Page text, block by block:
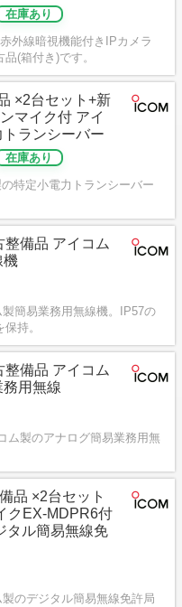
在庫あり
外線暗視機能付きIPカメラ
(箱付き)です。
×2台セット+新
マイク付 アイ
ランシーバー
在庫あり
特定小電力トランシーバー
整備品 アイコム
機
簡易業務用無線機。IP57の
持。
整備品 アイコム
用無線
ム製のアナログ簡易業務用無
品 ×2台セット
クEX-MDPR6付
タル簡易無線免
のデジタル簡易無線免許局